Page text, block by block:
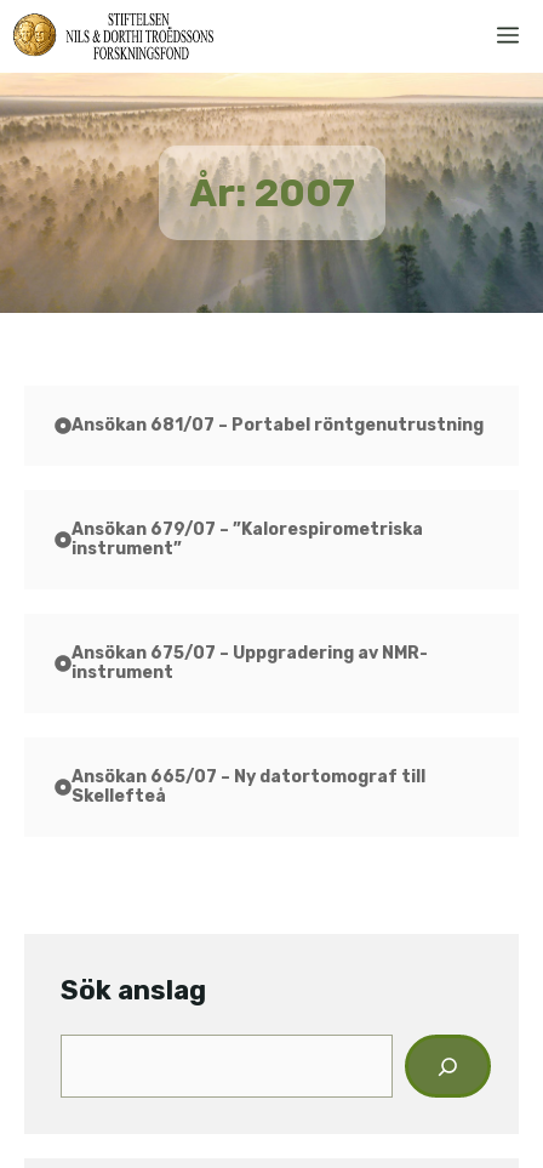
Hoppa
till
innehåll
År:2007
Ansökan 681/07 – Portabel röntgenutrustning
Ansökan 679/07 – ”Kalorespirometriska
instrument”
Ansökan 675/07 – Uppgradering av NMR-
instrument
Ansökan 665/07 – Ny datortomograf till
Skellefteå
Sök anslag